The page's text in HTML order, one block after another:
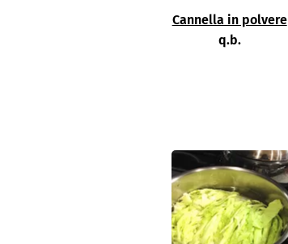
Cannella in polvere
q.b.